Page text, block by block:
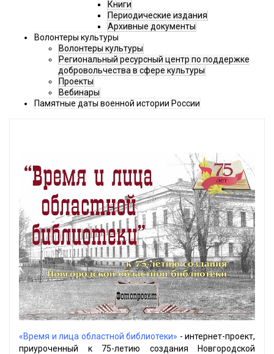
Книги
Периодические издания
Архивные документы
Волонтеры культуры
Волонтеры культуры
Региональный ресурсный центр по поддержке
добровольчества в сфере культуры
Проекты
Вебинары
Памятные даты военной истории России
«Время и лица областной библиотеки» - интернет-проект,
приуроченный к 75-летию создания Новгородской